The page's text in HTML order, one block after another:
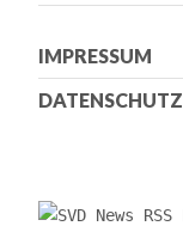
IMPRESSUM
DATENSCHUTZ